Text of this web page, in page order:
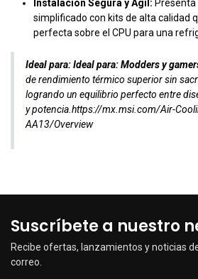
Instalación Segura y Ágil:
simplificado con kits de alta calidad
perfecta sobre el CPU para una
Ideal para:Ideal para:Modders y
de rendimiento térmico superior sin
logrando un equilibrio perfecto entre
y potencia. https://mx.msi.com/Air-
AA13/Overview
Suscríbete a nuestro
Recibe ofertas, lanzamientos y noticias
correo.